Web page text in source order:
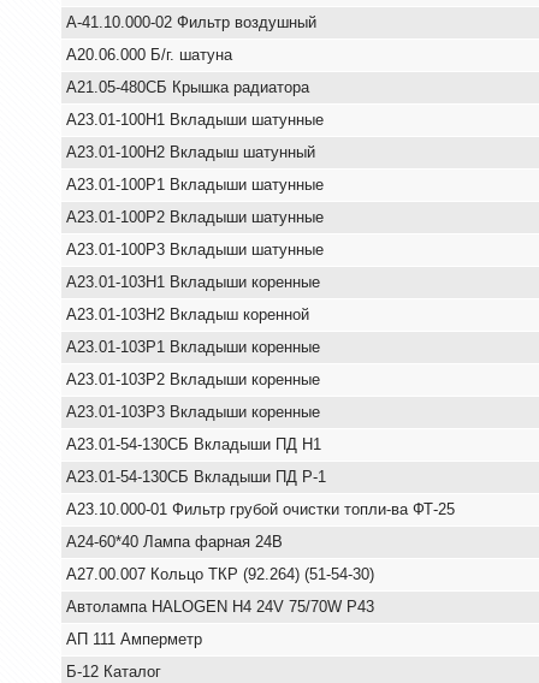
А-41.10.000-02 Фильтр воздушный
А20.06.000 Б/г. шатуна
А21.05-480СБ Крышка радиатора
А23.01-100Н1 Вкладыши шатунные
А23.01-100Н2 Вкладыш шатунный
А23.01-100Р1 Вкладыши шатунные
А23.01-100Р2 Вкладыши шатунные
А23.01-100Р3 Вкладыши шатунные
А23.01-103Н1 Вкладыши коренные
А23.01-103Н2 Вкладыш коренной
А23.01-103Р1 Вкладыши коренные
А23.01-103Р2 Вкладыши коренные
А23.01-103Р3 Вкладыши коренные
А23.01-54-130СБ Вкладыши ПД Н1
А23.01-54-130СБ Вкладыши ПД Р-1
А23.10.000-01 Фильтр грубой очистки топли-ва ФТ-25
А24-60*40 Лампа фарная 24В
А27.00.007 Кольцо ТКР (92.264) (51-54-30)
Автолампа HALOGEN H4 24V 75/70W P43
АП 111 Амперметр
Б-12 Каталог